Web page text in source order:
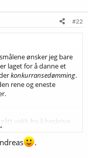
#22
ønsker jeg bare
laget for å danne et
konkurransedømming.
rene og eneste
vekk fra å beskrive
Det er altså riktig at
i tysk pilsner er å regne
.